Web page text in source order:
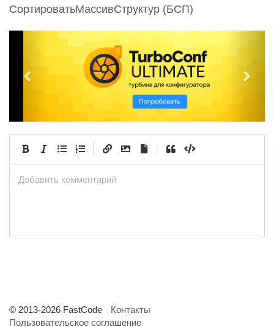
СортироватьМассивСтруктур (БСП)
e
o
x
Добавить комментарий
© 2013-2026 FastCode
Контакты
Пользовательское соглашение